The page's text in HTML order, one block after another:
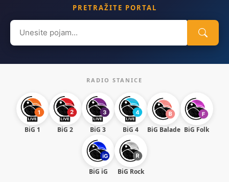
PRETRAŽITE PORTAL
Search
for:
RADIO STANICE
BiG 1 BiG 2 BiG 3 BiG 4 BiG Balade BiG Folk
BiG iG BiG Rock